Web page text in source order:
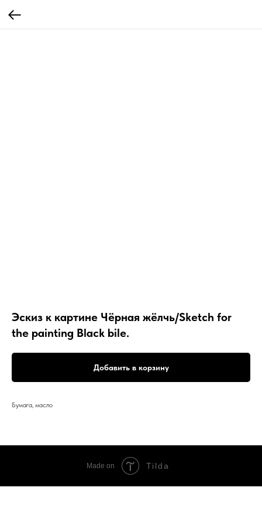
Эскиз к картине Чёрная жёлчь/Sketch for
the painting Black bile.
Добавить в корзину
Бумага, масло
Made on Tilda